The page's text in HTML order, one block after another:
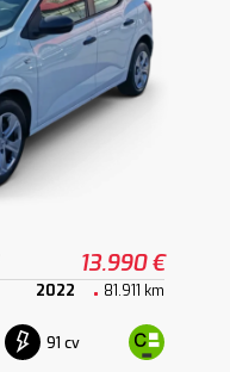
13.990 €
2022 81.911 km
91 cv